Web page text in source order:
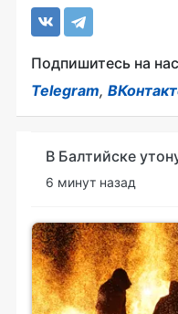
Подпишитесь на
Telegram,
В Балтийске
6 минут назад